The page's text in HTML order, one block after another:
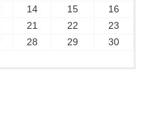
14 15
16
21 22
23
28 29
30